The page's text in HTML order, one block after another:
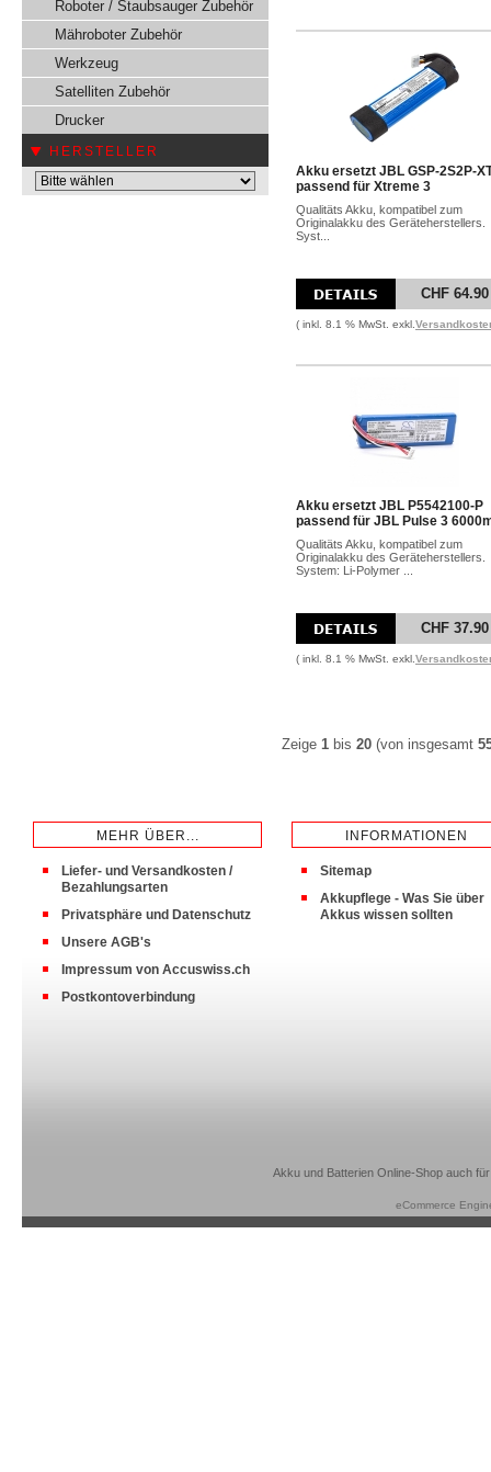
Roboter / Staubsauger Zubehör
Mähroboter Zubehör
Werkzeug
Satelliten Zubehör
Drucker
HERSTELLER
Akku ersetzt JBL GSP-2S2P-
passend für Xtreme 3
Qualitäts Akku, kompatibel zum
Originalakku des Geräteherstellers.
Syst...
CHF 64.90
( inkl. 8.1 % MwSt. exkl.
Akku ersetzt JBL P5542100-P
passend für JBL Pulse 3
Qualitäts Akku, kompatibel zum
Originalakku des Geräteherstellers.
System: Li-Polymer ...
CHF 37.90
( inkl. 8.1 % MwSt. exkl.
Zeige 1 bis 20 (von insgesamt
MEHR ÜBER...
Liefer- und Versandkosten /
Bezahlungsarten
Privatsphäre und Datenschutz
Unsere AGB's
Impressum von Accuswiss.ch
Postkontoverbindung
INFORMATIONEN
Sitemap
Akkupflege - Was Sie über
Akkus wissen sollten
Akku und Batterien Online-Shop auch
eCommerce